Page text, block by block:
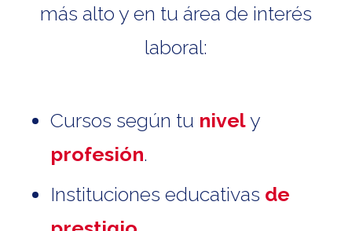
más alto y en tu área de interés
laboral:
Cursos según tu nively
profesión.
Instituciones educativas de